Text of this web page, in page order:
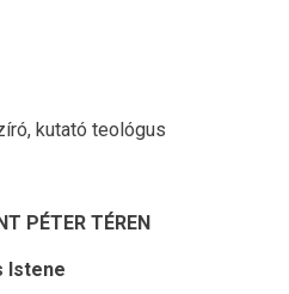
kutató teológus
PÉTER TÉREN
Istene